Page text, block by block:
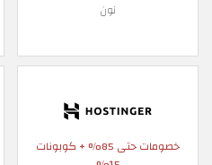
نون
خصومات حتى 85% + كوبونات